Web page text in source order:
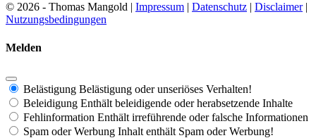
© 2026 - Thomas Mangold | Impressum | Datenschutz | Disclaimer|
Nutzungsbedingungen
Melden
Belästigung Belästigung oder unseriöses Verhalten!
Beleidigung Enthält beleidigende oder herabsetzende Inhalte
Fehlinformation Enthält irreführende oder falsche Informationen
Spam oder Werbung Inhalt enthält Spam oder Werbung!